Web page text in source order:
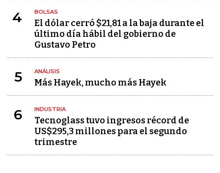
4 BOLSAS
El dólar cerró $21,81 a la baja durante el
último día hábil del gobierno de
Gustavo Petro
5 ANÁLISIS
Más Hayek, mucho más Hayek
6 INDUSTRIA
Tecnoglass tuvo ingresos récord de
US$295,3 millones para el segundo
trimestre